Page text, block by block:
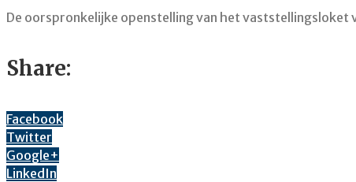
De oorspronkelijke openstelling van het
Share:
Facebook
Twitter
Google+
LinkedIn